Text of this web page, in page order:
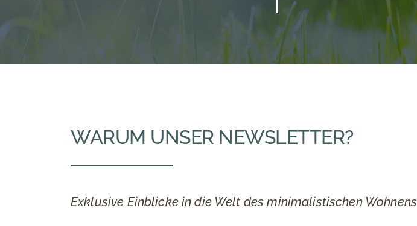
WARUM UNSER NEWSLETTER?
Exklusive Einblicke in die Welt des minimalistischen Wohnens